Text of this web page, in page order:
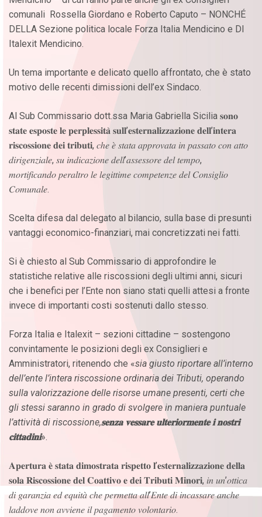
comunali Rossella Giordano e Roberto Caputo – NONCHÉ
DELLA Sezione politica locale Forza Italia Mendicino e DI
Italexit Mendicino.
Un tema importante e delicato quello affrontato, che è stato
motivo delle recenti dimissioni dell’ex Sindaco.
Al Sub Commissario dott.ssa Maria Gabriella Sicilia 𝐬𝐨𝐧𝐨
𝐬𝐭𝐚𝐭𝐞 𝐞𝐬𝐩𝐨𝐬𝐭𝐞 𝐥𝐞 𝐩𝐞𝐫𝐩𝐥𝐞𝐬𝐬𝐢𝐭𝐚̀ 𝐬𝐮𝐥𝐥’𝐞𝐬𝐭𝐞𝐫𝐧𝐚𝐥𝐢𝐳𝐳𝐚𝐳𝐢𝐨𝐧𝐞 𝐝𝐞𝐥𝐥’𝐢𝐧𝐭𝐞𝐫𝐚
𝐫𝐢𝐬𝐜𝐨𝐬𝐬𝐢𝐨𝐧𝐞 𝐝𝐞𝐢 𝐭𝐫𝐢𝐛𝐮𝐭𝐢, 𝑐ℎ𝑒 𝑒̀ 𝑠𝑡𝑎𝑡𝑎 𝑎𝑝𝑝𝑟𝑜𝑣𝑎𝑡𝑎 𝑖𝑛 𝑝𝑎𝑠𝑠𝑎𝑡𝑜 𝑐𝑜𝑛 𝑎𝑡𝑡𝑜
𝑑𝑖𝑟𝑖𝑔𝑒𝑛𝑧𝑖𝑎𝑙𝑒, 𝑠𝑢 𝑖𝑛𝑑𝑖𝑐𝑎𝑧𝑖𝑜𝑛𝑒 𝑑𝑒𝑙𝑙’𝑎𝑠𝑠𝑒𝑠𝑠𝑜𝑟𝑒 𝑑𝑒𝑙 𝑡𝑒𝑚𝑝𝑜,
𝑚𝑜𝑟𝑡𝑖𝑓𝑖𝑐𝑎𝑛𝑑𝑜 𝑝𝑒𝑟𝑎𝑙𝑡𝑟𝑜 𝑙𝑒 𝑙𝑒𝑔𝑖𝑡𝑡𝑖𝑚𝑒 𝑐𝑜𝑚𝑝𝑒𝑡𝑒𝑛𝑧𝑒 𝑑𝑒𝑙 𝐶𝑜𝑛𝑠𝑖𝑔𝑙𝑖𝑜
𝐶𝑜𝑚𝑢𝑛𝑎𝑙𝑒.
Scelta difesa dal delegato al bilancio, sulla base di presunti
vantaggi economico-finanziari, mai concretizzati nei fatti.
Si è chiesto al Sub Commissario di approfondire le
statistiche relative alle riscossioni degli ultimi anni, sicuri
che i benefici per l’Ente non siano stati quelli attesi a fronte
invece di importanti costi sostenuti dallo stesso.
Forza Italia e Italexit – sezioni cittadine – sostengono
convintamente le posizioni degli ex Consiglieri e
Amministratori, ritenendo che «sia giusto riportare all’interno
dell’ente l’intera riscossione ordinaria dei Tributi, operando
sulla valorizzazione delle risorse umane presenti, certi che
gli stessi saranno in grado di svolgere in maniera puntuale
l’attività di riscossione,𝐬𝐞𝐧𝐳𝐚 𝐯𝐞𝐬𝐬𝐚𝐫𝐞 𝐮𝐥𝐭𝐞𝐫𝐢𝐨𝐫𝐦𝐞𝐧𝐭𝐞 𝐢 𝐧𝐨𝐬𝐭𝐫𝐢
𝐜𝐢𝐭𝐭𝐚𝐝𝐢𝐧𝐢».
𝐀𝐩𝐞𝐫𝐭𝐮𝐫𝐚 𝐞̀ 𝐬𝐭𝐚𝐭𝐚 𝐝𝐢𝐦𝐨𝐬𝐭𝐫𝐚𝐭𝐚 𝐫𝐢𝐬𝐩𝐞𝐭𝐭𝐨 𝐥’𝐞𝐬𝐭𝐞𝐫𝐧𝐚𝐥𝐢𝐳𝐳𝐚𝐳𝐢𝐨𝐧𝐞 𝐝𝐞𝐥𝐥𝐚
𝐬𝐨𝐥𝐚 𝐑𝐢𝐬𝐜𝐨𝐬𝐬𝐢𝐨𝐧𝐞 𝐝𝐞𝐥 𝐂𝐨𝐚𝐭𝐭𝐢𝐯𝐨 𝐞 𝐝𝐞𝐢 𝐓𝐫𝐢𝐛𝐮𝐭𝐢 𝐌𝐢𝐧𝐨𝐫𝐢, 𝑖𝑛 𝑢𝑛’𝑜𝑡𝑡𝑖𝑐𝑎
𝑑𝑖 𝑔𝑎𝑟𝑎𝑛𝑧𝑖𝑎 𝑒𝑑 𝑒𝑞𝑢𝑖𝑡𝑎̀ 𝑐ℎ𝑒 𝑝𝑒𝑟𝑚𝑒𝑡𝑡𝑎 𝑎𝑙𝑙’𝐸𝑛𝑡𝑒 𝑑𝑖 𝑖𝑛𝑐𝑎𝑠𝑠𝑎𝑟𝑒 𝑎𝑛𝑐ℎ𝑒
𝑙𝑎𝑑𝑑𝑜𝑣𝑒 𝑛𝑜𝑛 𝑎𝑣𝑣𝑖𝑒𝑛𝑒 𝑖𝑙 𝑝𝑎𝑔𝑎𝑚𝑒𝑛𝑡𝑜 𝑣𝑜𝑙𝑜𝑛𝑡𝑎𝑟𝑖𝑜.